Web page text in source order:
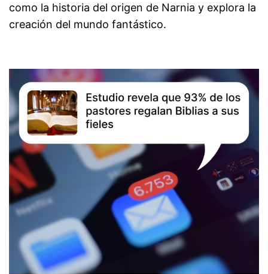
como la historia del origen de Narnia y explora la
creación del mundo fantástico.